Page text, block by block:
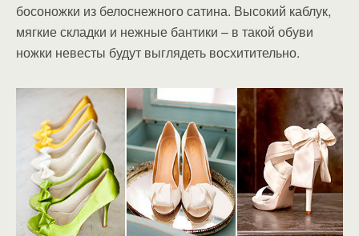
босоножки из белоснежного сатина. Высокий каблук,
мягкие складки и нежные бантики – в такой обуви
ножки невесты будут выглядеть восхитительно.